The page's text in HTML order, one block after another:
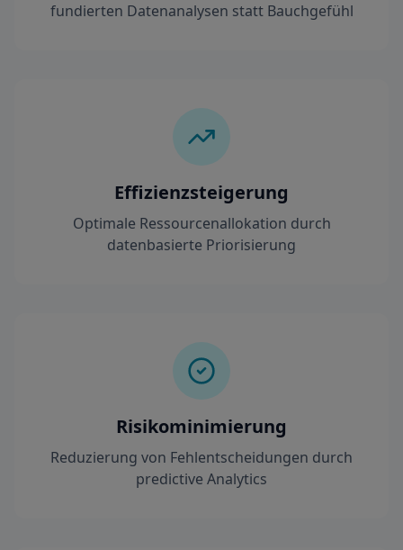
fundierten Datenanalysen statt Bauchgefühl
Effizienzsteigerung
Optimale Ressourcenallokation durch
datenbasierte Priorisierung
Risikominimierung
Reduzierung von Fehlentscheidungen durch
predictive Analytics